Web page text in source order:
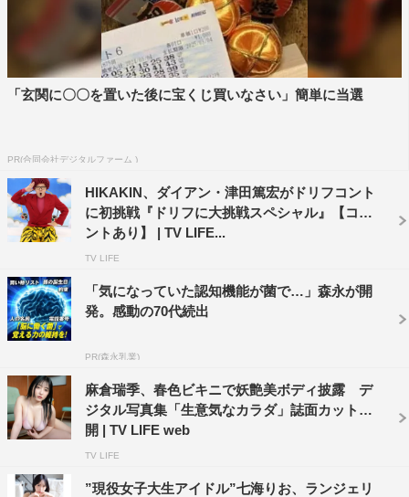
「玄関に〇〇を置いた後に宝くじ買いなさい」簡単に当選
PR(合同会社デジタルファーム )
HIKAKIN、ダイアン・津田篤宏がドリフコント
に初挑戦『ドリフに大挑戦スペシャル』【コメ
ントあり】 | TV LIFE...
TV LIFE
「気になっていた認知機能が菌で…」森永が開
発。感動の70代続出
PR(森永乳業)
麻倉瑞季、春色ビキニで妖艶美ボディ披露 デ
ジタル写真集「生意気なカラダ」誌面カット公
開 | TV LIFE web
TV LIFE
”現役女子大生アイドル”七海りお、ランジェリ